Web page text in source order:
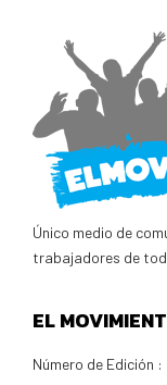
Único medio de
trabajadores de
EL
Número de Edición :